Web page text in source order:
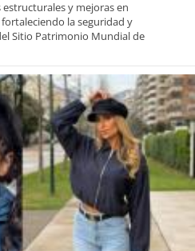
y mejoras en
la seguridad y
Sitio Patrimonio Mundial de